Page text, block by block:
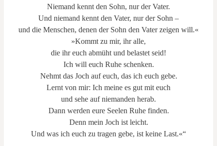
Niemand kennt den Sohn, nur der Vater.
Und niemand kennt den Vater, nur der Sohn –
und die Menschen, denen der Sohn den Vater zeigen will.«
»Kommt zu mir, ihr alle,
die ihr euch abmüht und belastet seid!
Ich will euch Ruhe schenken.
Nehmt das Joch auf euch, das ich euch gebe.
Lernt von mir: Ich meine es gut mit euch
und sehe auf niemanden herab.
Dann werden eure Seelen Ruhe finden.
Denn mein Joch ist leicht.
Und was ich euch zu tragen gebe, ist keine Last.«“